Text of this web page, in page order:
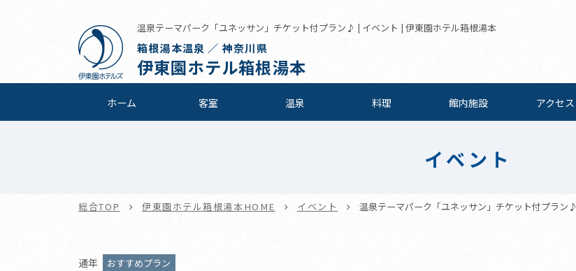
温泉テーマパーク「ユネッサン」チケット付プラン♪ | イベント | 伊東園ホテル箱根湯本
箱根湯本温泉 ／ 神奈川県
伊東園ホテル箱根湯本
ホーム 客室 温泉 料理 館内施設 アクセス
イベント
総合TOP 伊東園ホテル箱根湯本HOME イベント 温泉テーマパーク「ユネッサン」チケット付プラン♪
通年 おすすめプラン